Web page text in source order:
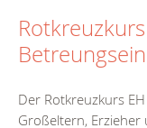
Der Rotkreuzkurs
Großeltern,